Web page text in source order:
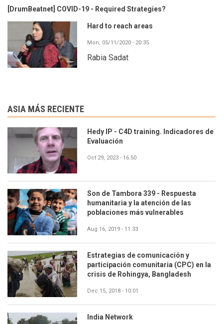
[DrumBeatnet] COVID-19 - Required Strategies?
Hard to reach areas
Mon, 05/11/2020 - 20:35
Rabia Sadat
ASIA MÁS RECIENTE
Hedy IP - C4D training. Indicadores de
Evaluación
Oct 29, 2023 - 16:50
Son de Tambora 339 - Respuesta
humanitaria y la atención de las
poblaciones más vulnerables
Aug 16, 2019 - 11:33
Estrategias de comunicación y
participación comunitaria (CPC) en la
crisis de Rohingya, Bangladesh
Dec 15, 2018 - 10:01
India Network